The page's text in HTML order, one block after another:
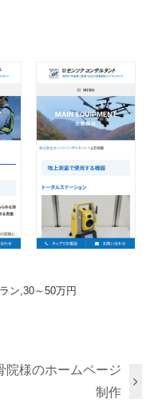
ン 30～50万円
院様のホームページ
制作